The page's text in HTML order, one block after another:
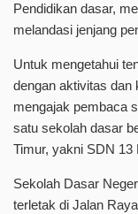
Pendidikan dasar,
melandasi jenjang
Untuk mengetahui
dengan aktivitas dan
mengajak pembaca
satu sekolah dasar
Timur, yakni SDN 13
Sekolah Dasar
terletak di Jalan